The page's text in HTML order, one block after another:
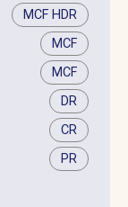
MCF HDR
MCF
MCF
DR
CR
PR